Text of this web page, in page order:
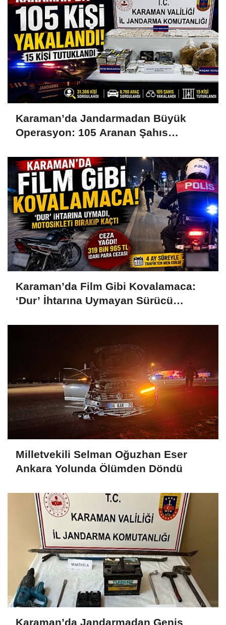
Karaman’da Jandarmadan Büyük
Operasyon: 105 Aranan Şahıs
Karaman’da Film Gibi Kovalamaca:
‘Dur’ İhtarına Uymayan Sürücü
Milletvekili Selman Oğuzhan Eser
Ankara Yolunda Ölümden Döndü
Karaman’da Jandarmadan Geniş